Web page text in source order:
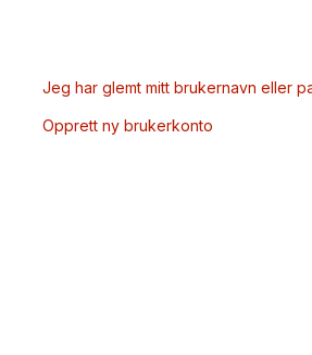
Jeg har glemt mitt brukernavn eller
Opprett ny brukerkonto